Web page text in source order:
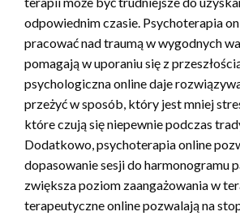
odpowiednim czasie. Psychoterapia
pracować nad traumą w wygodnych
pomagają w uporaniu się z
psychologiczna online daje
przeżyć w sposób, który jest mniej
które czują się niepewnie podczas
Dodatkowo, psychoterapia online
dopasowanie sesji do harmonogramu
zwiększa poziom zaangażowania w
terapeutyczne online pozwalają na